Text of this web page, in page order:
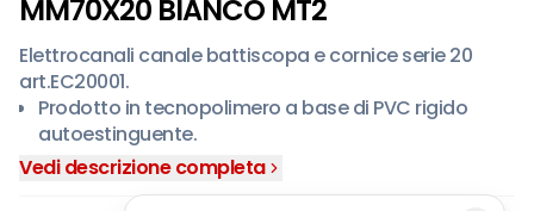
MM70X20 BIANCO MT2
Elettrocanali canale battiscopa e cornice serie 20
art.EC20001.
Prodotto in tecnopolimero a base di PVC rigido
autoestinguente.
Vedi descrizione completa